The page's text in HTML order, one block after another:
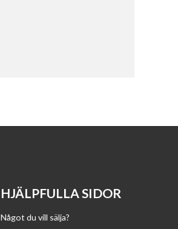
HJÄLPFULLA SIDOR
Något du vill sälja?